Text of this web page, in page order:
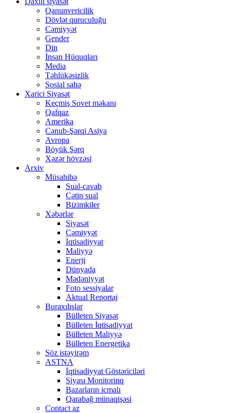
Qanunvericilik
Dövlət quruculuğu
Cəmiyyət
Gender
Din
İnsan Hüquqları
Media
Təhlükəsizlik
Sosial sahə
Xarici Siyasət
Keçmiş Sovet məkanı
Qafqaz
Amerika
Cənub-Şərqi Asiya
Avropa
Böyük Şərq
Xəzər hövzəsi
Arxiv
Müsahibə
Sual-cavab
Çətin sual
Bizimkiler
Xəbərlər
Siyasət
Cəmiyyət
İqtisadiyyat
Maliyyə
Enerji
Dünyada
Mədəniyyət
Foto sessiyalar
Aktual Reportaj
Buraxılışlar
Bülleten Siyasət
Bülleten İqtisadiyyat
Bülleten Maliyyə
Bülleten Energetika
Söz istəyirəm
ASTNA
İqtisadiyyat Göstəriciləri
Siyası Monitorinq
Bazarların icmalı
Qarabağ münaqişəsi
Contact az